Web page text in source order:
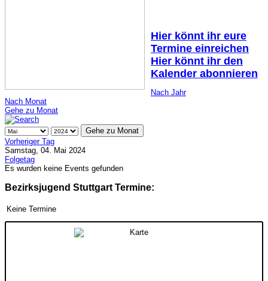
Hier könnt ihr eure
Termine einreichen
Hier könnt ihr den
Kalender abonnieren
Nach Jahr
Nach Monat
Gehe zu Monat
Gehe zu Monat
Vorheriger Tag
Samstag, 04. Mai 2024
Folgetag
Es wurden keine Events gefunden
Bezirksjugend Stuttgart Termine:
Keine Termine